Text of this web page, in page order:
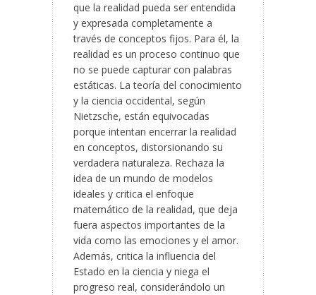
que la realidad pueda ser entendida
y expresada completamente a
través de conceptos fijos. Para él, la
realidad es un proceso continuo que
no se puede capturar con palabras
estáticas. La teoría del conocimiento
y la ciencia occidental, según
Nietzsche, están equivocadas
porque intentan encerrar la realidad
en conceptos, distorsionando su
verdadera naturaleza. Rechaza la
idea de un mundo de modelos
ideales y critica el enfoque
matemático de la realidad, que deja
fuera aspectos importantes de la
vida como las emociones y el amor.
Además, critica la influencia del
Estado en la ciencia y niega el
progreso real, considerándolo un